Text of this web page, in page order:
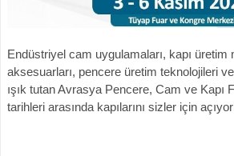
Endüstriyel cam uygulamaları, kapı üretim
aksesuarları, pencere üretim teknolojileri
ışık tutan Avrasya Pencere, Cam ve Kapı
tarihleri arasında kapılarını sizler için